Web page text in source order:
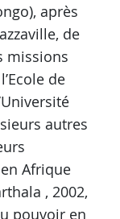
après
de
missions
de
autres
Afrique
, 2002,
pouvoir en